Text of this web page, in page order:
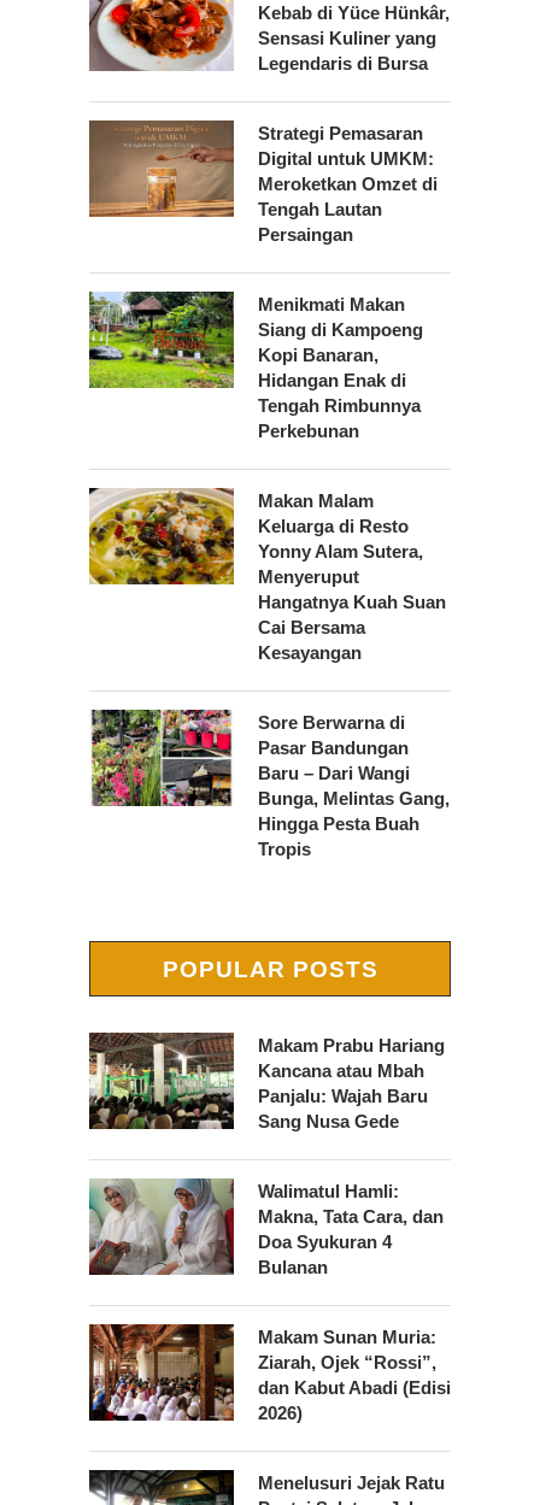
Kebab di Yüce Hünkâr,
Sensasi Kuliner yang
Legendaris di Bursa
Strategi Pemasaran
Digital untuk UMKM:
Meroketkan Omzet di
Tengah Lautan
Persaingan
Menikmati Makan
Siang di Kampoeng
Kopi Banaran,
Hidangan Enak di
Tengah Rimbunnya
Perkebunan
Makan Malam
Keluarga di Resto
Yonny Alam Sutera,
Menyeruput
Hangatnya Kuah Suan
Cai Bersama
Kesayangan
Sore Berwarna di
Pasar Bandungan
Baru – Dari Wangi
Bunga, Melintas Gang,
Hingga Pesta Buah
Tropis
POPULAR POSTS
Makam Prabu Hariang
Kancana atau Mbah
Panjalu: Wajah Baru
Sang Nusa Gede
Walimatul Hamli:
Makna, Tata Cara, dan
Doa Syukuran 4
Bulanan
Makam Sunan Muria:
Ziarah, Ojek “Rossi”,
dan Kabut Abadi (Edisi
2026)
Menelusuri Jejak Ratu